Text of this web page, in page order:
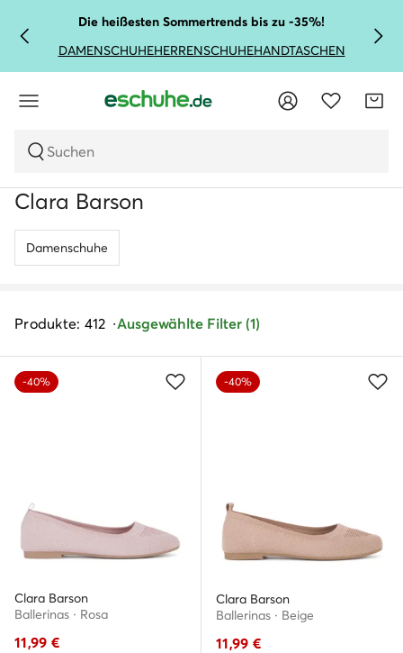
Die heißesten Sommertrends bis zu -35%!
DAMENSCHUHEHERRENSCHUHEHANDTASCHEN
Suchen
Clara Barson
Damenschuhe
Produkte: 412 Ausgewählte Filter (1)
-40%
Clara Barson
Ballerinas · Rosa
11,99 €
-40%
Clara Barson
Ballerinas · Beige
11,99 €